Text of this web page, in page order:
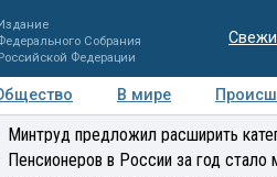
Собрания
Федерации
В мире
Регионы Медиацентр
Минтруд предложил расширить
Пенсионеров в России за год